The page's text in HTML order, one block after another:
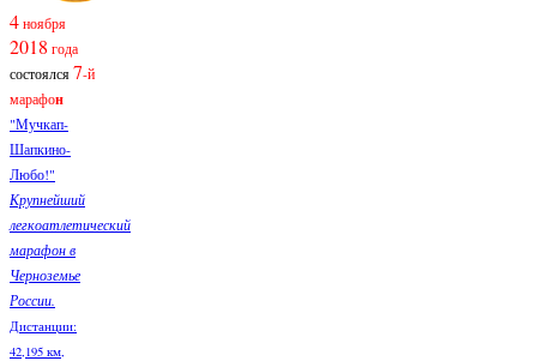
4ноября
2018 года
состоялся7-й
марафон
"Мучкап-
Шапкино-
Любо!"
Крупнейший
легкоатлетический
марафон в
Черноземье
России.
Дистанции:
42,195 км,